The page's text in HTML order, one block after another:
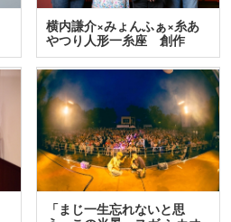
横内謙介×みょんふぁ×糸あ
やつり人形一糸座 創作
人…
「まじ一生忘れないと思